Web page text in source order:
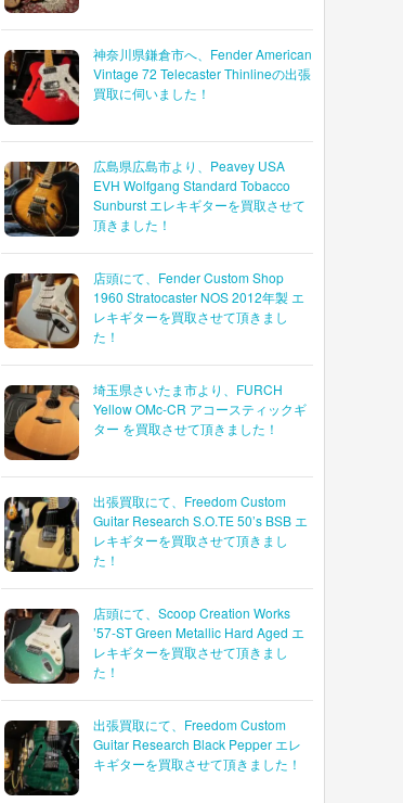
神奈川県鎌倉市へ、Fender American
Vintage 72 Telecaster Thinlineの出張
買取に伺いました！
広島県広島市より、Peavey USA
EVH Wolfgang Standard Tobacco
Sunburst エレキギターを買取させて
頂きました！
店頭にて、Fender Custom Shop
1960 Stratocaster NOS 2012年製 エ
レキギターを買取させて頂きまし
た！
埼玉県さいたま市より、FURCH
Yellow OMc-CR アコースティックギ
ター を買取させて頂きました！
出張買取にて、Freedom Custom
Guitar Research S.O.TE 50’s BSB エ
レキギターを買取させて頂きまし
た！
店頭にて、Scoop Creation Works
’57-ST Green Metallic Hard Aged エ
レキギターを買取させて頂きまし
た！
出張買取にて、Freedom Custom
Guitar Research Black Pepper エレ
キギターを買取させて頂きました！